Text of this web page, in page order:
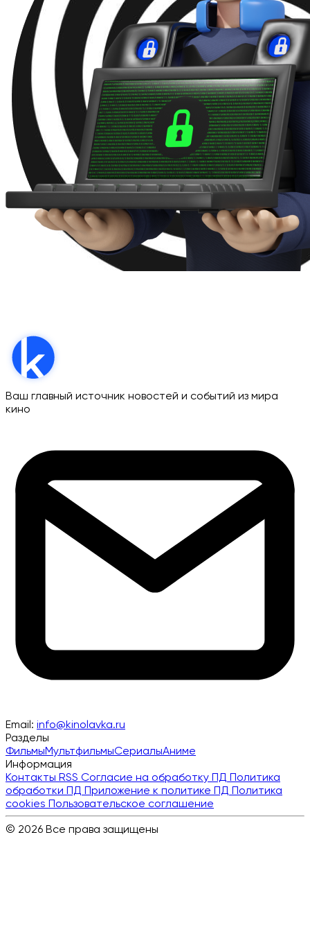
Ваш главный источник новостей и событий из мира
кино
Email: info@kinolavka.ru
Разделы
ФильмыМультфильмыСериалыАниме
Информация
Контакты RSS Согласие на обработку ПД Политика
обработки ПД Приложение к политике ПД Политика
cookies Пользовательское соглашение
© 2026 Все права защищены